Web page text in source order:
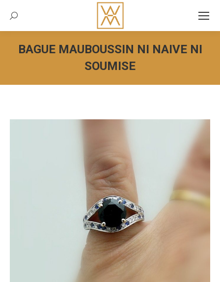
Recherche:
BAGUE MAUBOUSSIN NI NAIVE NI
SOUMISE
Vous êtes ici :